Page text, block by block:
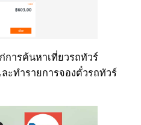
การค้นหาเที่ยวรถทัวร์
ะทำรายการจองตั๋วรถทัวร์